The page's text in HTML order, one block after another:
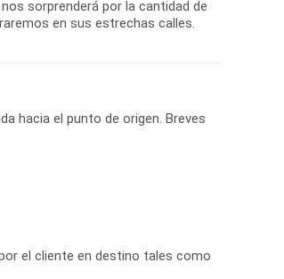
sorprenderá por la cantidad de
en sus estrechas calles.
hacia el punto de origen. Breves
el cliente en destino tales como